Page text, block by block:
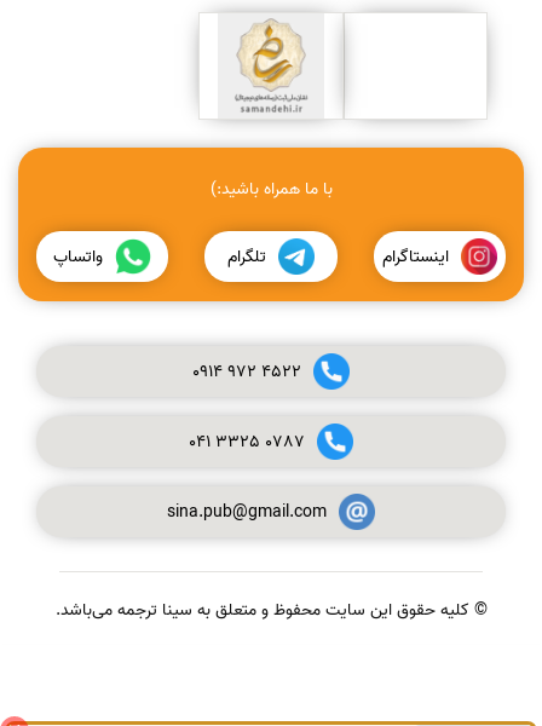
با ما همراه باشید:)
اینستاگرام تلگرام واتساپ
0914972 4522
041 3325 0787
sina.pub@gmail.com
© کلیه حقوق این سایت محفوظ و متعلق به سینا ترجمه می‌باشد.